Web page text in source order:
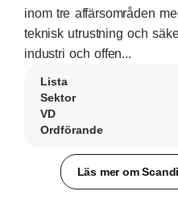
inom tre affärsområden
teknisk utrustning och
industri och offen...
Lista
Sektor
VD
Ordförande
Läs mer om